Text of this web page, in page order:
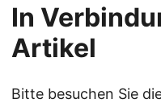
In
Artikel
Bitte besuchen Sie